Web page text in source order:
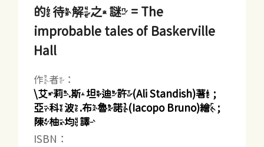
的待解之謎 = The
improbable tales of Baskerville
Hall
作者：
\艾莉.斯坦迪許(Ali Standish)著 ;
亞科波.布魯諾(Iacopo Bruno)繪 ;
陳柚均譯
ISBN：